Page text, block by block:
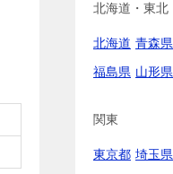
北海道・東北
北海道 青森県
福島県 山形県
関東
東京都 埼玉県